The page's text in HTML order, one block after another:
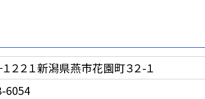
１２２１新潟県燕市花園町３２-１
6054